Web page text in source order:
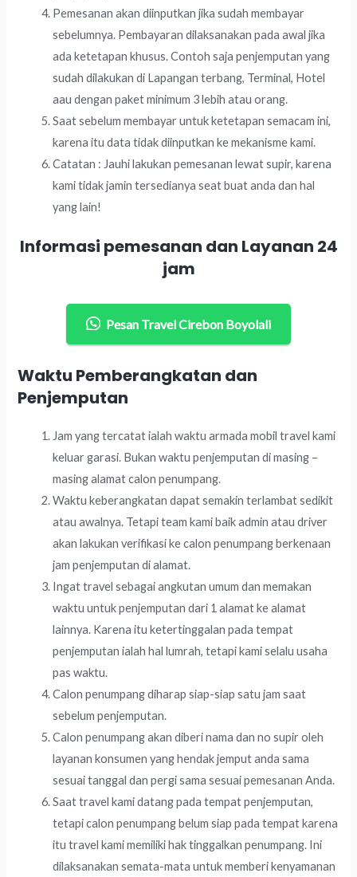
Pemesanan akan diinputkan jika sudah membayar
sebelumnya. Pembayaran dilaksanakan pada awal jika
ada ketetapan khusus. Contoh saja penjemputan yang
sudah dilakukan di Lapangan terbang, Terminal, Hotel
aau dengan paket minimum 3 lebih atau orang.
Saat sebelum membayar untuk ketetapan semacam ini,
karena itu data tidak diinputkan ke mekanisme kami.
Catatan : Jauhi lakukan pemesanan lewat supir, karena
kami tidak jamin tersedianya seat buat anda dan hal
yang lain!
Informasi pemesanan dan Layanan 24
jam
Pesan Travel Cirebon Boyolali
Waktu Pemberangkatan dan
Penjemputan
Jam yang tercatat ialah waktu armada mobil travel kami
keluar garasi. Bukan waktu penjemputan di masing –
masing alamat calon penumpang.
Waktu keberangkatan dapat semakin terlambat sedikit
atau awalnya. Tetapi team kami baik admin atau driver
akan lakukan verifikasi ke calon penumpang berkenaan
jam penjemputan di alamat.
Ingat travel sebagai angkutan umum dan memakan
waktu untuk penjemputan dari 1 alamat ke alamat
lainnya. Karena itu ketertinggalan pada tempat
penjemputan ialah hal lumrah, tetapi kami selalu usaha
pas waktu.
Calon penumpang diharap siap-siap satu jam saat
sebelum penjemputan.
Calon penumpang akan diberi nama dan no supir oleh
layanan konsumen yang hendak jemput anda sama
sesuai tanggal dan pergi sama sesuai pemesanan Anda.
Saat travel kami datang pada tempat penjemputan,
tetapi calon penumpang belum siap pada tempat karena
itu travel kami memiliki hak tinggalkan penumpang. Ini
dilaksanakan semata-mata untuk memberi kenyamanan